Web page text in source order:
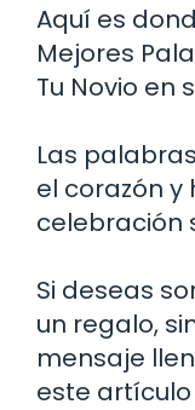
Aquí es
Mejores
Tu Novio en
Las
el corazón
celebración
Si deseas
un regalo,
mensaje
este